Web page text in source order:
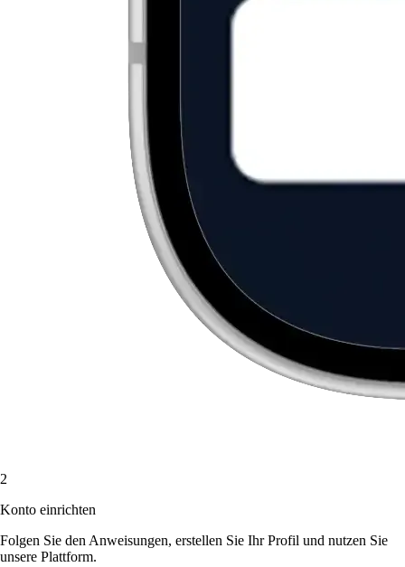
2
Konto einrichten
Folgen Sie den Anweisungen, erstellen Sie Ihr Profil und nutzen Sie
unsere Plattform.